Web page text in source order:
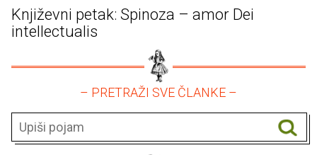
Književni petak: Spinoza – amor Dei
intellectualis
– PRETRAŽI SVE ČLANKE –